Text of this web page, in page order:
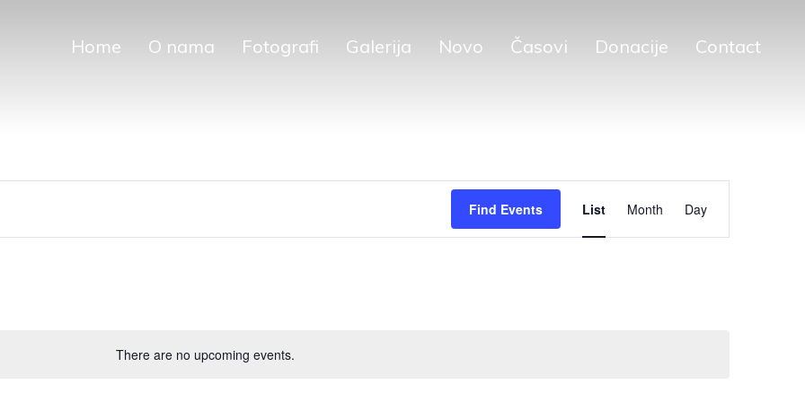
Home O nama Fotografi Galerija Novo Časovi Donacije Contact
There are no upcoming events.
Find Events
Event
Views
List Month Day